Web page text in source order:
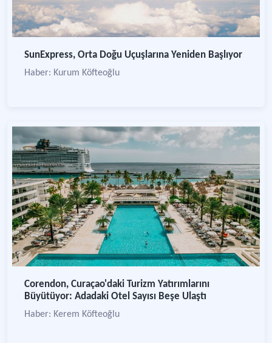
SunExpress, Orta Doğu Uçuşlarına Yeniden Başlıyor
Haber: Kurum Köfteoğlu
Corendon, Curaçao'daki Turizm Yatırımlarını
Büyütüyor: Adadaki Otel Sayısı Beşe Ulaştı
Haber: Kerem Köfteoğlu